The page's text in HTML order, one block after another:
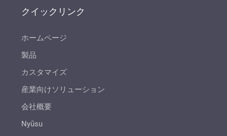
クイックリンク
ホームページ
製品
カスタマイズ
産業向けソリューション
会社概要
Nyūsu